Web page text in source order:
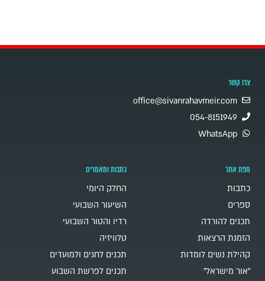
צרו קשר
office@sivanrahavmeir.com
054-8151949
WhatsApp
מפת אתר
כתבות
ספרים
תכנים להורדה
הזמנת הרצאות
קהילת נשים לומדות
"אור מישראל"
כתבות ומאמרים
החלק היומי
השיעור השבועי
רדיו והטור השבועי
טלוויזיה
תכנים לחגים ולמועדים
תכנים לפרשת השבוע